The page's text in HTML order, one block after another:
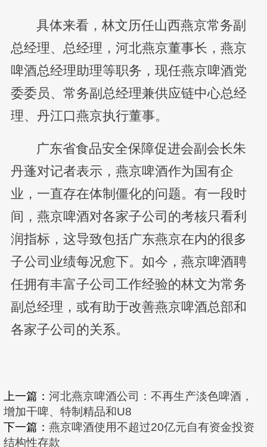
具体来看，林文历任山西燕京常务副
总经理、总经理，河北燕京董事长，燕京
啤酒总经理助理等职务，现任燕京啤酒党
委委员、常务副总经理兼供应链中心总经
理、丹江口燕京执行董事。
广东省食品安全保障促进会副会长朱
丹蓬对记者表示，燕京啤酒作为国有企
业，一直存在体制僵化的问题。有一段时
间，燕京啤酒对各家子公司的考核只看利
润指标，这导致包括广东燕京在内的很多
子公司业绩每况愈下。如今，燕京啤酒聘
任拥有丰富子公司工作经验的林文为常务
副总经理，或有助于改善燕京啤酒总部和
各家子公司的关系。
上一篇： 河北燕京啤酒公司：不再生产淡色啤酒，
增加干啤、特制精品和U8
下一篇： 燕京啤酒使用不超过20亿元自有资金投资
结构性存款